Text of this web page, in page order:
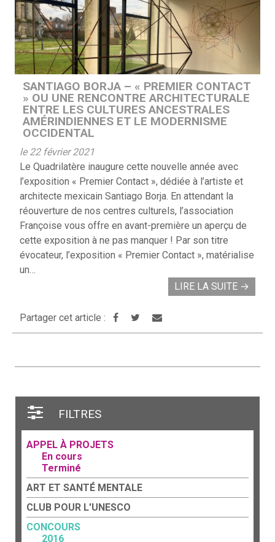
SANTIAGO BORJA – « PREMIER CONTACT
» OU UNE RENCONTRE ARCHITECTURALE
ENTRE LES CULTURES ANCESTRALES
AMÉRINDIENNES ET LE MODERNISME
OCCIDENTAL
le 22 février 2021
Le Quadrilatère inaugure cette nouvelle année avec
l’exposition « Premier Contact », dédiée à l’artiste et
architecte mexicain Santiago Borja. En attendant la
réouverture de nos centres culturels, l’association
Françoise vous offre en avant-première un aperçu de
cette exposition à ne pas manquer ! Par son titre
évocateur, l’exposition « Premier Contact », matérialise
un…
LIRE LA SUITE →
Partager cet article :
FILTRES
APPEL À PROJETS
En cours
Terminé
ART ET SANTÉ MENTALE
CLUB POUR L'UNESCO
CONCOURS
2016